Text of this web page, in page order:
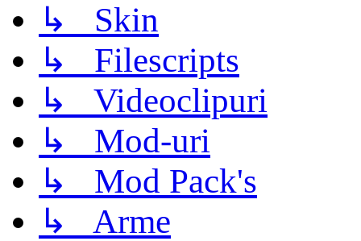
↳ Skin
↳ Filescripts
↳ Videoclipuri
↳ Mod-uri
↳ Mod Pack's
↳ Arme